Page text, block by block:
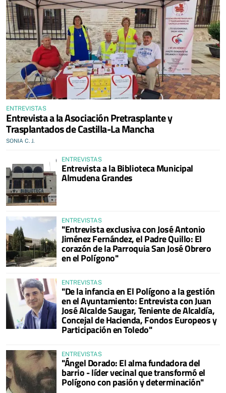
ENTREVISTAS
Entrevista a la Asociación Pretrasplante y
Trasplantados de Castilla-La Mancha
SONIA C. J.
ENTREVISTAS
Entrevista a la Biblioteca Municipal
Almudena Grandes
ENTREVISTAS
"Entrevista exclusiva con José Antonio
Jiménez Fernández, el Padre Quillo: El
corazón de la Parroquia San José Obrero
en el Polígono"
ENTREVISTAS
"De la infancia en El Polígono a la gestión
en el Ayuntamiento: Entrevista con Juan
José Alcalde Saugar, Teniente de Alcaldía,
Concejal de Hacienda, Fondos Europeos y
Participación en Toledo"
ENTREVISTAS
"Ángel Dorado: El alma fundadora del
barrio - líder vecinal que transformó el
Polígono con pasión y determinación"